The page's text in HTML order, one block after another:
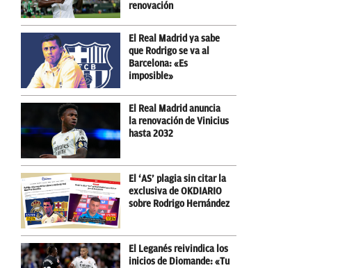
renovación
El Real Madrid ya sabe
que Rodrigo se va al
Barcelona: «Es
imposible»
El Real Madrid anuncia
la renovación de Vinicius
hasta 2032
El ‘AS’ plagia sin citar la
exclusiva de OKDIARIO
sobre Rodrigo Hernández
El Leganés reivindica los
inicios de Diomande: «Tu